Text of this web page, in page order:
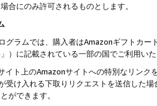
合にのみ許可されるものとします。
グラムでは、購入者はAmazonギフトカ
」）に記載されている一部の国でご利用い
イト上のAmazonサイトへの特別なリン
受け入れる下取りリクエストを送信した
ができます。